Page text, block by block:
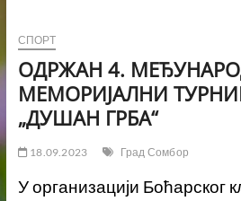
СПОРТ
ОДРЖАН 4.
МЕМОРИЈАЛНИ
„ДУШАН ГРБА“
18.09.2023 Град Сомбор
У организацији Боћарског